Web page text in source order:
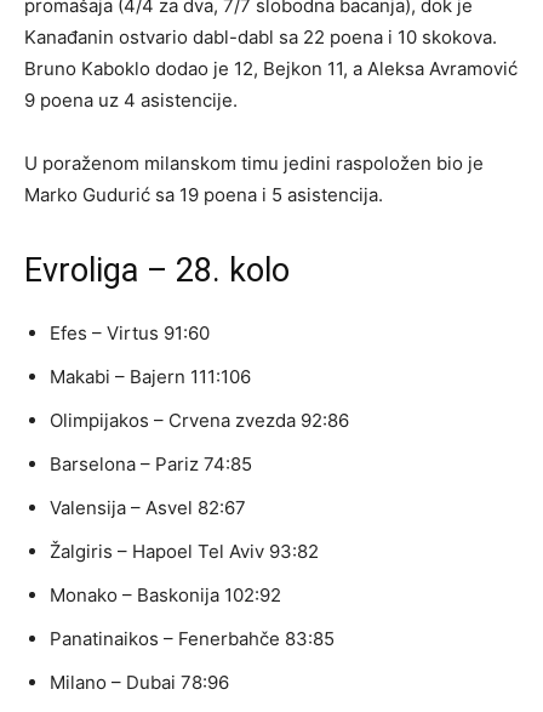
promašaja (4/4 za dva, 7/7 slobodna bacanja), dok je
Kanađanin ostvario dabl-dabl sa 22 poena i 10 skokova.
Bruno Kaboklo dodao je 12, Bejkon 11, a Aleksa Avramović
9 poena uz 4 asistencije.
U poraženom milanskom timu jedini raspoložen bio je
Marko Gudurić sa 19 poena i 5 asistencija.
Evroliga – 28. kolo
Efes – Virtus 91:60
Makabi – Bajern 111:106
Olimpijakos – Crvena zvezda 92:86
Barselona – Pariz 74:85
Valensija – Asvel 82:67
Žalgiris – Hapoel Tel Aviv 93:82
Monako – Baskonija 102:92
Panatinaikos – Fenerbahče 83:85
Milano – Dubai 78:96